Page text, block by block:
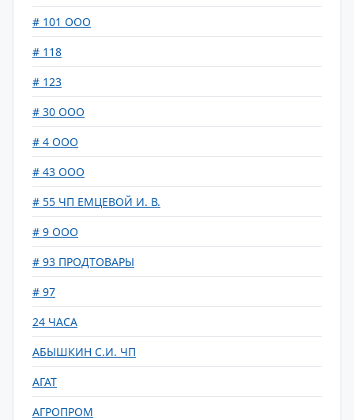
# 101 ООО
# 118
# 123
# 30 ООО
# 4 ООО
# 43 ООО
# 55 ЧП ЕМЦЕВОЙ И. В.
# 9 ООО
# 93 ПРОДТОВАРЫ
# 97
24 ЧАСА
АБЫШКИН С.И. ЧП
АГАТ
АГРОПРОМ